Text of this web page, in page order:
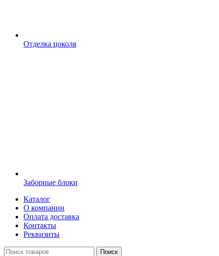
Отделка цоколя
Заборные блоки
Каталог
О компании
Оплата доставка
Контакты
Реквизиты
Поиск